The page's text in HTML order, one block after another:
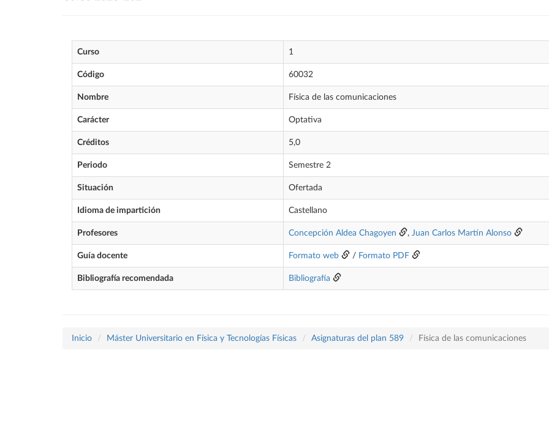
Curso 1
Código 60032
Nombre Física de las comunicaciones
Carácter Optativa
Créditos 5,0
Periodo Semestre 2
Situación Ofertada
Idioma de impartición Castellano
Profesores Concepción Aldea Chagoyen , Juan Carlos Martín Alonso
Guía docente Formato web / Formato PDF
Bibliografía recomendada Bibliografía
Inicio Máster Universitario en Física y Tecnologías Físicas Asignaturas del plan 589 Física de las comunicaciones